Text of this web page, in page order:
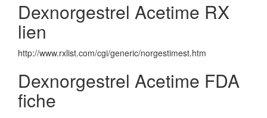
Dexnorgestrel Acetime RX
lien
http://www.rxlist.com/cgi/generic/norgestimest.htm
Dexnorgestrel Acetime FDA
fiche